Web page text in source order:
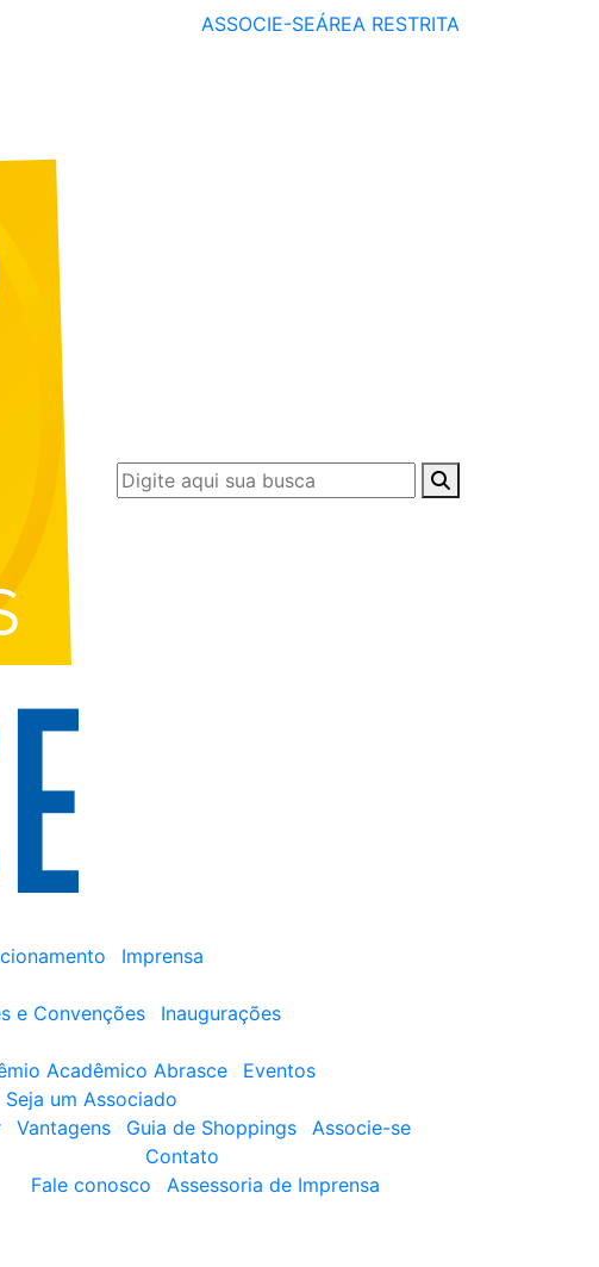
ASSOCIE-SEÁREA RESTRITA
Imprensa
e Convenções
Inaugurações
Acadêmico Abrasce
Eventos
Seja um Associado
Vantagens Guia de Shoppings
Associe-se
Contato
Fale conosco
Assessoria de Imprensa